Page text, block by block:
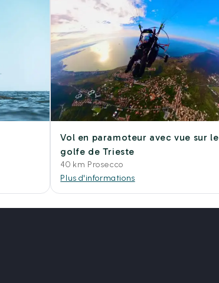
Vol en paramoteur avec vue sur le
golfe de Trieste
40 km Prosecco
Plus d'informations